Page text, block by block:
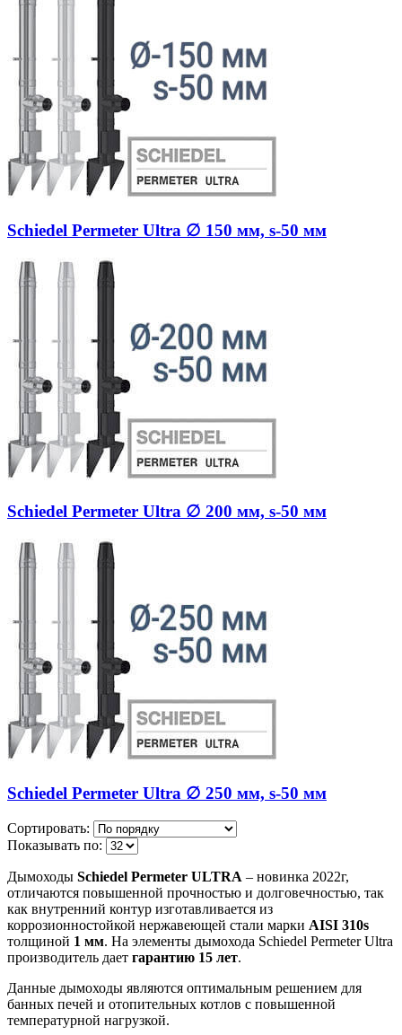
Schiedel Permeter Ultra ∅ 150 мм, s-50 мм
Schiedel Permeter Ultra ∅ 200 мм, s-50 мм
Schiedel Permeter Ultra ∅ 250 мм, s-50 мм
Сортировать:
Показывать по:
Дымоходы Schiedel Permeter ULTRA – новинка 2022г,
отличаются повышенной прочностью и долговечностью, так
как внутренний контур изготавливается из
коррозионностойкой нержавеющей стали марки AISI 310s
толщиной 1 мм. На элементы дымохода Schiedel Permeter Ultra
производитель дает гарантию 15 лет.
Данные дымоходы являются оптимальным решением для
банных печей и отопительных котлов с повышенной
температурной нагрузкой.